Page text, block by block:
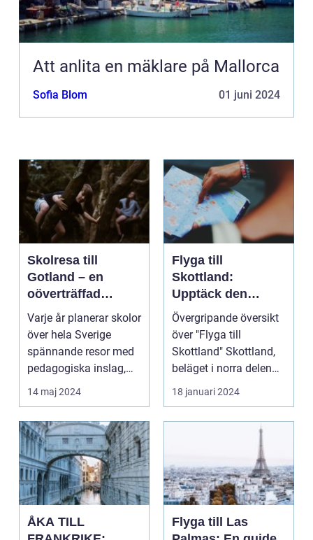
Att anlita en mäklare på Mallorca
Sofia Blom 01 juni 2024
Skolresa till
Gotland – en
oöverträffad
läroplan i levande
historia
Varje år planerar skolor
över hela Sverige
spännande resor med
pedagogiska inslag,
d...
14 maj 2024
Flyga till
Skottland:
Upptäck den
magnifika naturen
och rika historien
Övergripande översikt
över "Flyga till
Skottland" Skottland,
beläget i norra delen
av Storbritannie...
18 januari 2024
ÅKA TILL
Flyga till Las